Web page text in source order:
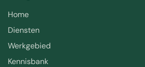
Home
Diensten
Werkgebied
Kennisbank